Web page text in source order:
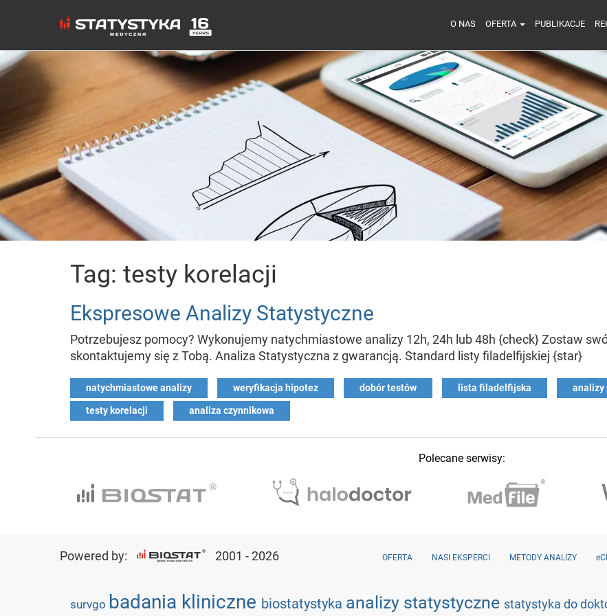
O NAS OFERTA PUBLIKACJE
Tag: testy korelacji
Ekspresowe Analizy Statystyczne
Potrzebujesz pomocy? Wykonujemy natychmiastowe analizy 12h, 24h lub 48h {check} Zostaw
skontaktujemy się z Tobą. Analiza Statystyczna z gwarancją. Standard listy filadelfijskiej {star}
natychmiastowe analizy weryfikacja hipotez dobór testów lista filadelfijska analizy
testy korelacji analiza czynnikowa
Polecane serwisy:
Powered by: 2001 - 2026 OFERTA NASI EKSPERCI METODY ANALIZY
survgo badania kliniczne biostatystyka analizy statystyczne statystyka do